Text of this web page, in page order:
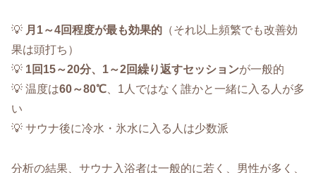
💡 月1～4回程度が最も効果的 （それ以上頻繁でも改善効
果は頭打ち）
💡 1回15～20分、1～2回繰り返すセッションが一般的
💡 温度は60～80℃ 、1人ではなく誰かと一緒に入る人が多
い
💡 サウナ後に冷水・氷水に入る人は少数派
分析の結果、サウナ入浴者は一般的に若く、男性が多く、